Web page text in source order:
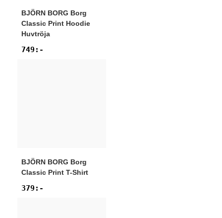
BJÖRN BORG Borg
Classic Print Hoodie
Huvtröja
749 :-
BJÖRN BORG Borg
Classic Print T-Shirt
379 :-